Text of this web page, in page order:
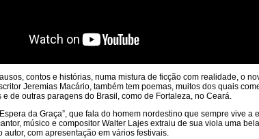
contos e histórias, numa mistura de ficção com realidade, o
Jeremias Macário, também tem poemas, muitos dos quais
e de outras paragens do Brasil, como de Fortaleza, no Ceará.
da Graça”, que fala do homem nordestino que sempre vive a
músico e compositor Walter Lajes extraiu de sua viola uma
autor, com apresentação em vários festivais.